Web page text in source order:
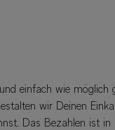
einfach wie
wir Deinen
Das Bezahlen ist